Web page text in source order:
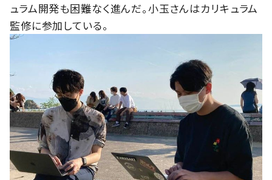
ュラム開発も困難なく進んだ。小玉さんはカリキュラム
監修に参加している。